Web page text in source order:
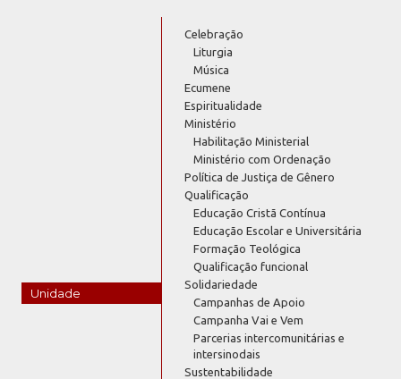
Unidade
Celebração
Liturgia
Música
Ecumene
Espiritualidade
Ministério
Habilitação Ministerial
Ministério com Ordenação
Política de Justiça de Gênero
Qualificação
Educação Cristã Contínua
Educação Escolar e Universitária
Formação Teológica
Qualificação funcional
Solidariedade
Campanhas de Apoio
Campanha Vai e Vem
Parcerias intercomunitárias e
intersinodais
Sustentabilidade